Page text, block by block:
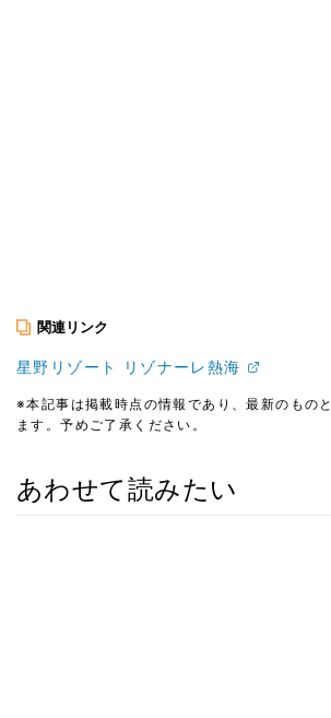
関連リンク
星野リゾート リゾナーレ熱海
※本記事は掲載時点の情報であり、最新のもの
ます。予めご了承ください。
あわせて読みたい